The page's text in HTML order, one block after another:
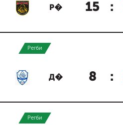
Р� 15 :
Регби
Д� 8 :
Регби